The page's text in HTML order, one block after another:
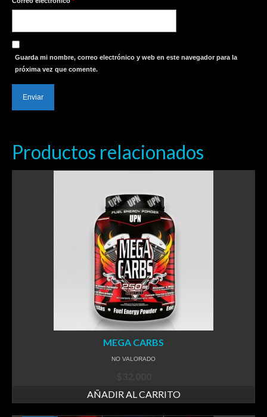
Guarda mi nombre, correo electrónico y web en este navegador para la
próxima vez que comente.
Productos relacionados
MEGA CARBS
NO VALORADO
AÑADIR AL CARRITO